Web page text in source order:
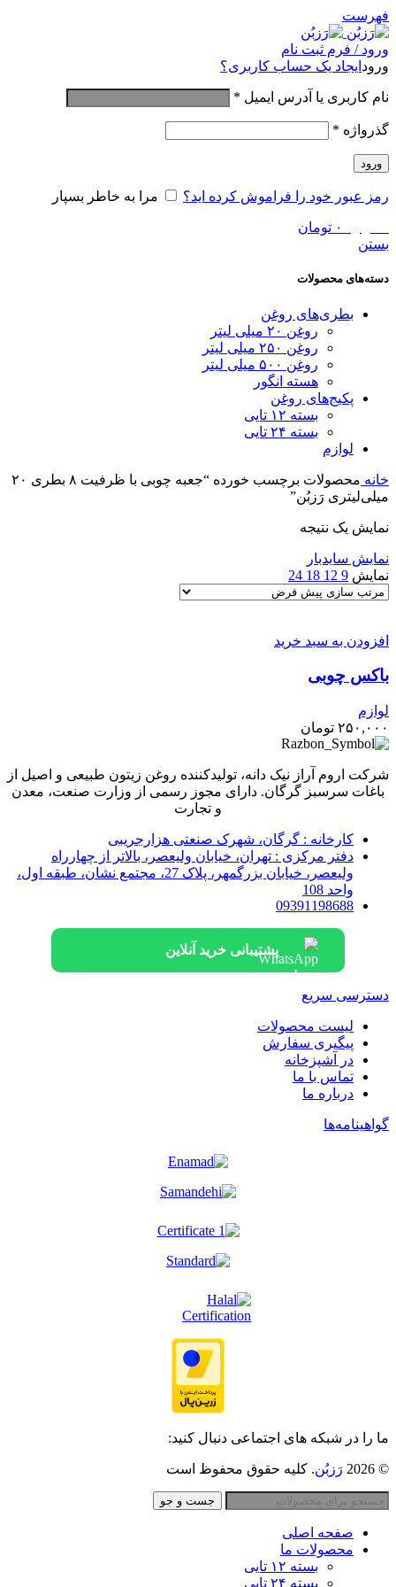
فهرست
ورود / فرم ثبت نام
ورود ایجاد یک حساب کاربری؟
نام کاربری یا آدرس ایمیل *
گذرواژه *
ورود
رمز عبور خود را فراموش کرده اید؟ مرا به خاطر بسپار
۰ تومان
بستن
دسته‌های محصولات
بطری‌های روغن
روغن ۲۰ میلی لیتر
روغن ۲۵۰ میلی لیتر
روغن ۵۰۰ میلی لیتر
هسته انگور
پکیج‌های روغن
بسته ۱۲ تایی
بسته ۲۴ تایی
لوازم
خانه
محصولات برچسب خورده “جعبه چوبی با ظرفیت ۸ بطری ٢٠
میلی‌لیتری رَزبُن”
نمایش یک نتیجه
نمایش سایدبار
نمایش 9
12
18
24
افزودن به سبد خرید
باکس چوبی
لوازم
۲۵۰,۰۰۰ تومان
شرکت اروم آراز نیک دانه، تولیدکننده روغن زیتون طبیعی و اصیل از
باغات سرسبز گرگان. دارای مجوز رسمی از وزارت صنعت، معدن
و تجارت
کارخانه : گرگان، شهرک صنعتی هزارجریبی
دفتر مرکزی : تهران، خیابان ولیعصر، بالاتر از چهارراه
ولیعصر، خیابان بزرگمهر، پلاک 27، مجتمع نشان، طبقه اول،
واحد 108
09391198688
پشتیبانی خرید آنلاین
دسترسی سریع
لیست محصولات
پیگیری سفارش
در آشپزخانه
تماس با ما
درباره ما
گواهینامه‌ها
ما را در شبکه های اجتماعی دنبال کنید:
© 2026 رَزبُن. کلیه حقوق محفوظ است
جست و جو
صفحه اصلی
محصولات ما
بسته ۱۲ تایی
بسته ۲۴ تایی